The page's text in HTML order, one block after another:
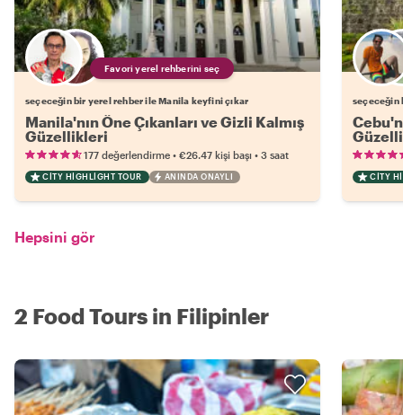
Favori yerel rehberini seç
seçeceğin bir yerel rehber ile Manila keyfini çıkar
Manila'nın Öne Çıkanları ve Gizli Kalmış
Güzellikleri
177 değerlendirme • €26.47 kişi başı • 3 saat
CITY HIGHLIGHT TOUR ANINDA ONAYLI
seçeceğin
CITY
Hepsini gör
2 Food Tours in Filipinler